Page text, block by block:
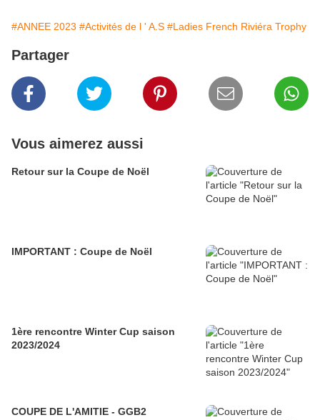
#ANNEE 2023 #Activités de l ' A.S #Ladies French Riviéra Trophy
Partager
Vous aimerez aussi
Retour sur la Coupe de Noël
IMPORTANT : Coupe de Noël
1ère rencontre Winter Cup saison
2023/2024
COUPE DE L'AMITIE - GGB2